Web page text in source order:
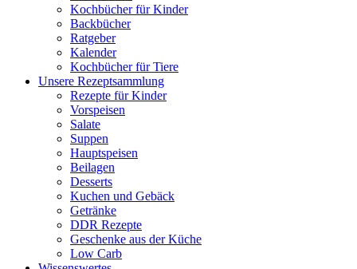
Kochbücher für Kinder
Backbücher
Ratgeber
Kalender
Kochbücher für Tiere
Unsere Rezeptsammlung
Rezepte für Kinder
Vorspeisen
Salate
Suppen
Hauptspeisen
Beilagen
Desserts
Kuchen und Gebäck
Getränke
DDR Rezepte
Geschenke aus der Küche
Low Carb